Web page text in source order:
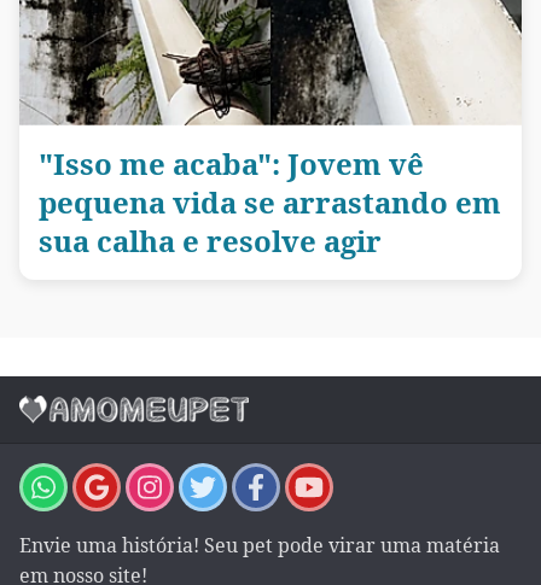
"Isso me acaba": Jovem vê
pequena vida se arrastando em
sua calha e resolve agir
Envie uma história! Seu pet pode virar uma matéria
em nosso site!